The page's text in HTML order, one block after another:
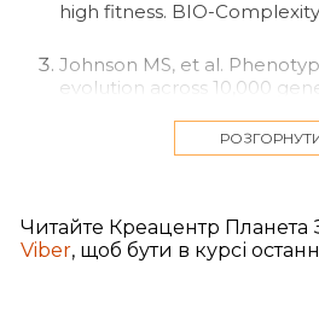
high fitness. BIO-Complexity.
Johnson MS, et al.
evolution across 10,000
DOI: https://doi.org/10.7554/
2018; 9: 1530.
Читайте Креацентр Планета
Viber, щоб бути в курсі